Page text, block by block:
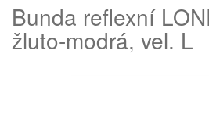
Bunda reflexní
žluto-modrá, vel. L